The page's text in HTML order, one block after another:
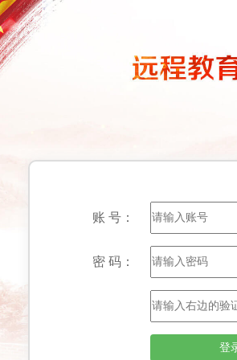
账 号：
密 码：